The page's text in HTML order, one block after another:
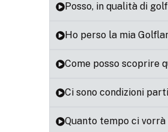
Posso, in qualità di
Ho perso la mia
Come posso scoprire
Ci sono condizioni
Quanto tempo ci